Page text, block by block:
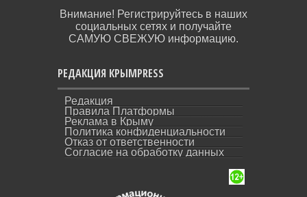
Внимание! Регистрируйтесь в наших
социальных сетях и получайте
САМУЮ СВЕЖУЮ информацию.
РЕДАКЦИЯ КРЫМPRESS
Редакция
Правила Платформы
Реклама в Крыму
Политика конфиденциальности
Отказ от ответственности
Согласие на обработку данных